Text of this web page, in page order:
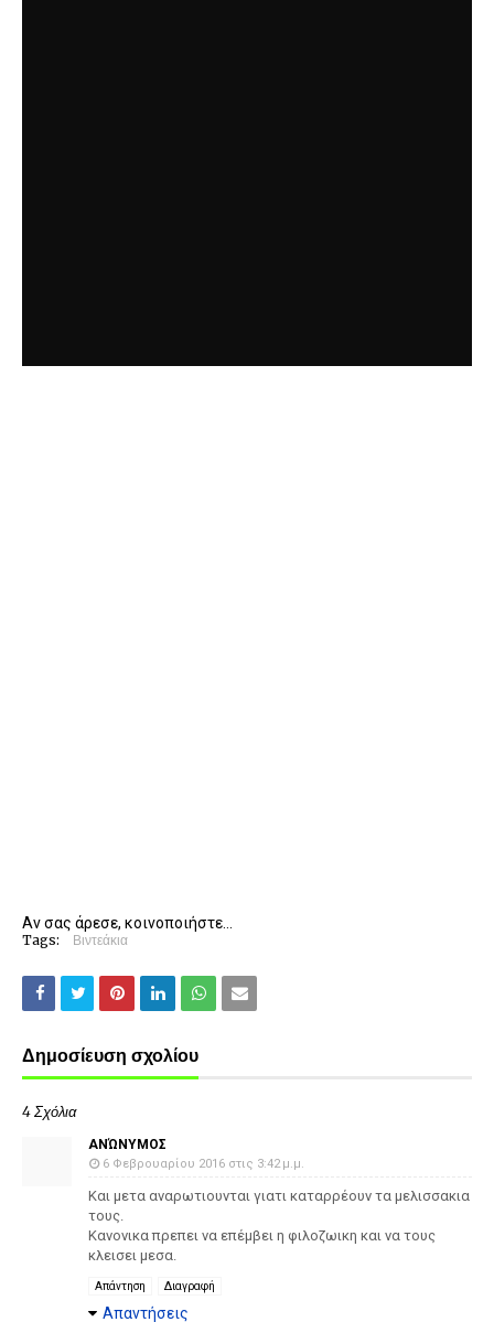
Αν σας άρεσε, κοινοποιήστε...
Tags: Βιντεάκια
Δημοσίευση σχολίου
4 Σχόλια
ΑΝΏΝΥΜΟΣ
6 Φεβρουαρίου 2016 στις 3:42 μ.μ.
Και μετα αναρωτιουνται γιατι καταρρέουν τα μελισσακια
τους.
Κανονικα πρεπει να επέμβει η φιλοζωικη και να τους
κλεισει μεσα.
Απάντηση Διαγραφή
Απαντήσεις